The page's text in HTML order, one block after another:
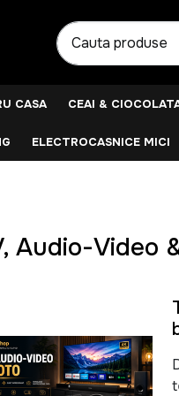
CASA CEAI &
ELECTROCASNICE MICI
Audio-Video